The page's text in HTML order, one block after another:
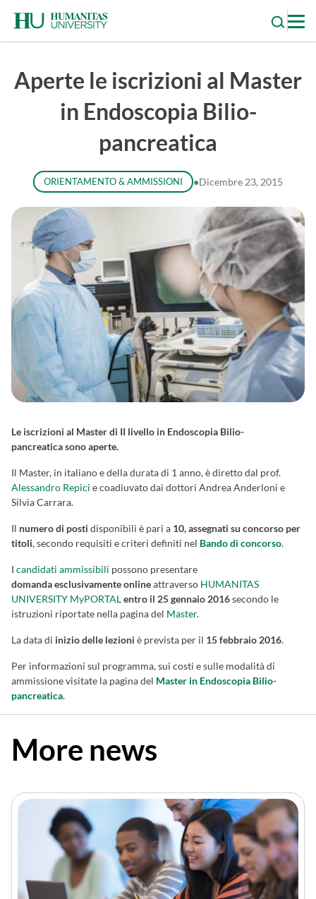
content
Aperte le iscrizioni al Master
in Endoscopia Bilio-
pancreatica
ORIENTAMENTO & AMMISSIONI ●Dicembre 23, 2015
Le iscrizioni al Master di II livello in Endoscopia Bilio-
pancreatica sono aperte.
Il Master, in italiano e della durata di 1 anno, è diretto dal prof.
Alessandro Repici e coadiuvato dai dottori Andrea Anderloni e
Silvia Carrara.
Il numero di posti disponibili è pari a 10, assegnati su concorso per
titoli, secondo requisiti e criteri definiti nel Bando di concorso.
I candidati ammissibili possono presentare
domanda esclusivamente onlineattraverso HUMANITAS
UNIVERSITY MyPORTALentro il 25 gennaio 2016secondo le
istruzioni riportate nella pagina del Master.
La data di inizio delle lezioni è prevista per il 15 febbraio 2016.
Per informazioni sul programma, sui costi e sulle modalità di
ammissione visitate la pagina del Master in Endoscopia Bilio-
pancreatica.
More news